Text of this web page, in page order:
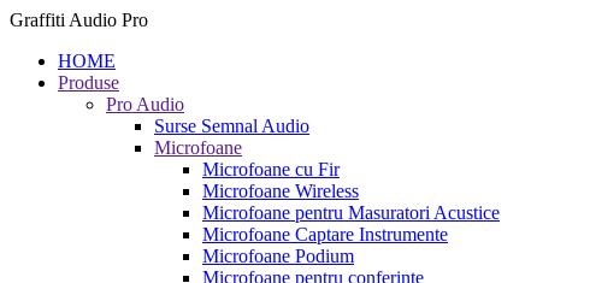
Graffiti Audio Pro
HOME
Produse
Pro Audio
Surse Semnal Audio
Microfoane
Microfoane cu Fir
Microfoane Wireless
Microfoane pentru Masuratori Acustice
Microfoane Captare Instrumente
Microfoane Podium
Microfoane pentru conferinte